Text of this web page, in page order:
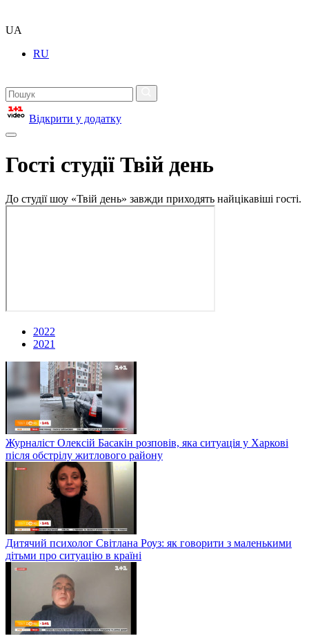
UA
RU
Відкрити у додатку
Гості студії Твій день
До студії шоу «Твій день» завжди приходять найцікавіші гості.
2022
2021
Журналіст Олексій Басакін розповів, яка ситуація у Харкові
після обстрілу житлового району
Дитячий психолог Світлана Роуз: як говорити з маленькими
дітьми про ситуацію в країні